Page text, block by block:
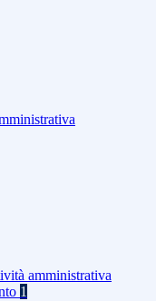
amministrativa
1